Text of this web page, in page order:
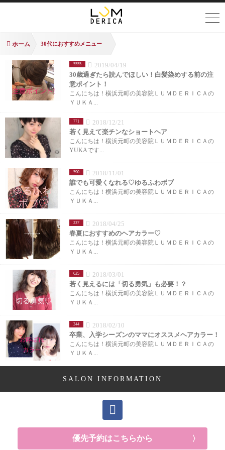
ホーム 30代におすすめメニュー
5555
2019/04/19
30歳過ぎたら読んでほしい！白髪染めする前の注
意ポイント！
こんにちは！横浜元町の美容院ＬＵＭＤＥＲＩＣＡの
ＹＵＫＡ...
771
2018/12/21
若く見えて楽チンなショートヘア
こんにちは！横浜元町の美容院ＬＵＭＤＥＲＩＣＡの
YUKAです...
590
2018/11/01
誰でも可愛くなれる♡ゆるふわボブ
こんにちは！横浜元町の美容院ＬＵＭＤＥＲＩＣＡの
ＹＵＫＡ...
237
2018/04/25
春夏におすすめのヘアカラー♡
こんにちは！横浜元町の美容院ＬＵＭＤＥＲＩＣＡの
ＹＵＫＡ...
625
2018/03/01
若く見えるには「切る勇気」も必要！？
こんにちは！横浜元町の美容院ＬＵＭＤＥＲＩＣＡの
ＹＵＫＡ...
244
2018/02/10
卒業、入学シーズンのママにオススメヘアカラー！
こんにちは！横浜元町の美容院ＬＵＭＤＥＲＩＣＡの
ＹＵＫＡ...
SALON INFORMATION
優先予約はこちらから